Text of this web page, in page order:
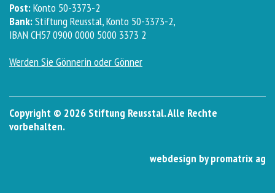
Post:Konto 50-3373-2
Bank:Stiftung Reusstal, Konto 50-3373-2,
IBAN CH57 0900 0000 5000 3373 2
Werden Sie Gönnerin oder Gönner
Copyright © 2026 Stiftung Reusstal. Alle Rechte
vorbehalten.
webdesign by promatrix ag